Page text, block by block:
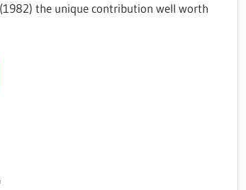
(1982) the unique contribution well worth